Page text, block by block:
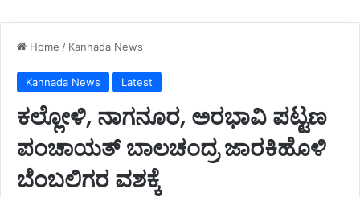
Home / Kannada News
Kannada News Latest
ಕಲ್ಲೋಳಿ, ನಾಗನೂರ, ಅರಭಾವಿ ಪಟ್ಟಣ
ಪಂಚಾಯತ್ ಬಾಲಚಂದ್ರ ಜಾರಕಿಹೊಳಿ
ಬೆಂಬಲಿಗರ ವಶಕ್ಕೆ